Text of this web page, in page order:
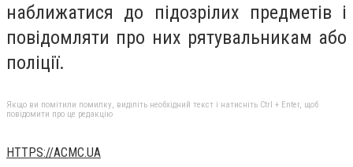
наближатися до підозрілих предметів і
повідомляти про них рятувальникам або
поліції.
Якщо ви помітили помилку, виділіть необхідний текст і натисніть Ctrl + Enter, щоб
повідомити про це редакцію
HTTPS://ACMC.UA